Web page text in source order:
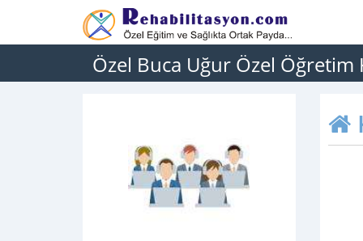
Özel Buca Uğur Özel Öğretim